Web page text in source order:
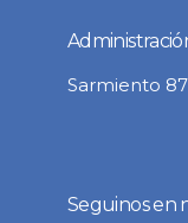
Sarmiento
Seguinos en